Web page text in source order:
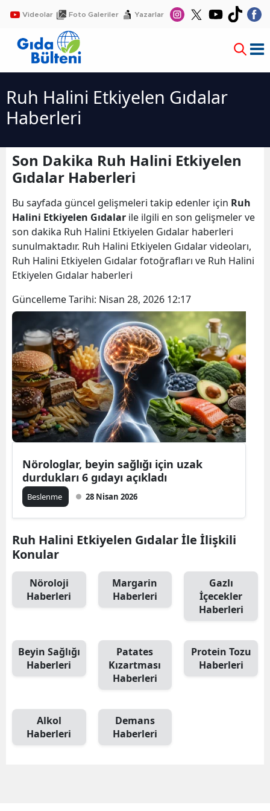
Videolar Foto Galeriler Yazarlar
Ruh Halini Etkiyelen Gıdalar
Haberleri
Son Dakika Ruh Halini Etkiyelen
Gıdalar Haberleri
Bu sayfada güncel gelişmeleri takip edenler için Ruh
Halini Etkiyelen Gıdalar ile ilgili en son gelişmeler ve
son dakika Ruh Halini Etkiyelen Gıdalar haberleri
sunulmaktadır. Ruh Halini Etkiyelen Gıdalar videoları,
Ruh Halini Etkiyelen Gıdalar fotoğrafları ve Ruh Halini
Etkiyelen Gıdalar haberleri
Güncelleme Tarihi: Nisan 28, 2026 12:17
Nörologlar, beyin sağlığı için uzak
durdukları 6 gıdayı açıkladı
Beslenme 28 Nisan 2026
Ruh Halini Etkiyelen Gıdalar İle İlişkili
Konular
Nöroloji
Haberleri
Margarin
Haberleri
Gazlı
İçecekler
Haberleri
Beyin Sağlığı
Haberleri
Patates
Kızartması
Haberleri
Protein Tozu
Haberleri
Alkol
Haberleri
Demans
Haberleri